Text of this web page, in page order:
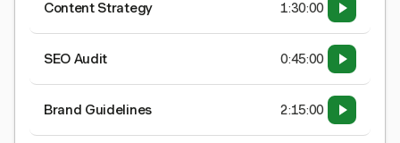
Content Strategy 1:30:00
SEO Audit 0:45:00
Brand Guidelines 2:15:00